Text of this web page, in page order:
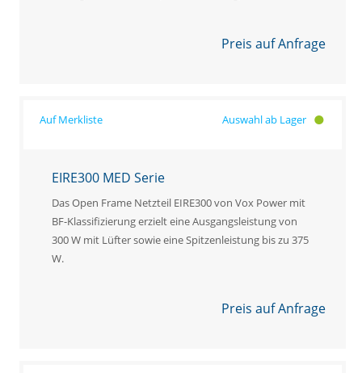
Preis auf Anfrage
Auswahl ab Lager
EIRE300 MED Serie
Das Open Frame Netzteil EIRE300 von Vox Power mit
BF-Klassifizierung erzielt eine Ausgangsleistung von
300 W mit Lüfter sowie eine Spitzenleistung bis zu 375
W.
Preis auf Anfrage